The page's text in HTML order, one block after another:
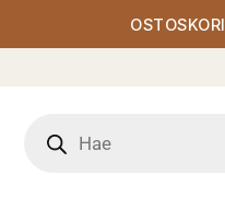
OSTOSKORI
search